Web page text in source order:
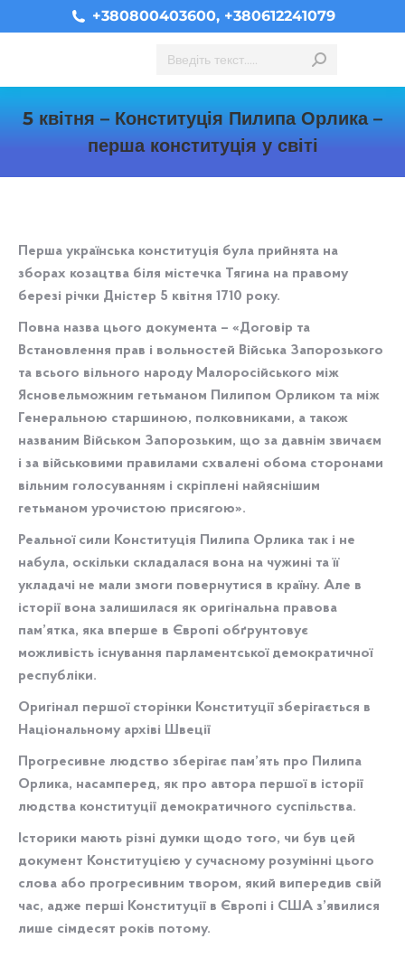
+380800403600, +380612241079
Search:
5 квітня – Конституція Пилипа Орлика –
перша конституція у світі
Перша українська конституція була прийнята на
зборах козацтва біля містечка Тягина на правому
березі річки Дністер 5 квітня 1710 року.
Повна назва цього документа – «Договір та
Встановлення прав і вольностей Війська Запорозького
та всього вільного народу Малоросійського між
Ясновельможним гетьманом Пилипом Орликом та між
Генеральною старшиною, полковниками, а також
названим Військом Запорозьким, що за давнім звичаєм
і за військовими правилами схвалені обома сторонами
вільним голосуванням і скріплені найяснішим
гетьманом урочистою присягою».
Реальної сили Конституція Пилипа Орлика так і не
набула, оскільки складалася вона на чужині та її
укладачі не мали змоги повернутися в країну. Але в
історії вона залишилася як оригінальна правова
пам’ятка, яка вперше в Європі обґрунтовує
можливість існування парламентської демократичної
республіки.
Оригінал першої сторінки Конституції зберігається в
Національному архіві Швеції
Прогресивне людство зберігає пам’ять про Пилипа
Орлика, насамперед, як про автора першої в історії
людства конституції демократичного суспільства.
Історики мають різні думки щодо того, чи був цей
документ Конституцією у сучасному розумінні цього
слова або прогресивним твором, який випередив свій
час, адже перші Конституції в Європі і США з’явилися
лише сімдесят років потому.